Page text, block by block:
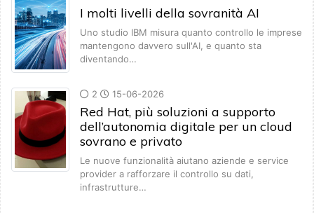
I molti livelli della sovranità AI
Uno studio IBM misura quanto controllo le imprese
mantengono davvero sull'AI, e quanto sta
diventando…
2 15-06-2026
Red Hat, più soluzioni a supporto
dell’autonomia digitale per un cloud
sovrano e privato
Le nuove funzionalità aiutano aziende e service
provider a rafforzare il controllo su dati,
infrastrutture…